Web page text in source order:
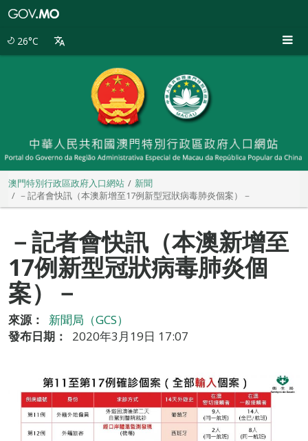
26°C
澳門特別行政區政府入口網站
新聞
－記者會快訊（本澳新增至17例新型冠狀病毒肺炎個案）－
－記者會快訊（本澳新增至
17例新型冠狀病毒肺炎個
案）－
來源：
新聞局（GCS）
發布日期：
2020年3月19日 17:07